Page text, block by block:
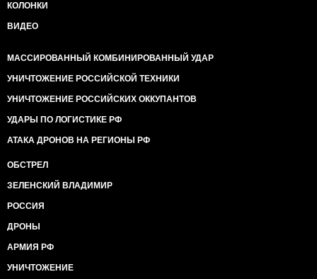
КОЛОНКИ
ВИДЕО
МАССИРОВАННЫЙ КОМБИНИРОВАННЫЙ УДАР
УНИЧТОЖЕНИЕ РОССИЙСКОЙ ТЕХНИКИ
УНИЧТОЖЕНИЕ РОССИЙСКИХ ОККУПАНТОВ
УДАРЫ ПО ЛОГИСТИКЕ РФ
АТАКА ДРОНОВ НА РЕГИОНЫ РФ
ОБСТРЕЛ
ЗЕЛЕНСКИЙ ВЛАДИМИР
РОССИЯ
ДРОНЫ
АРМИЯ РФ
УНИЧТОЖЕНИЕ